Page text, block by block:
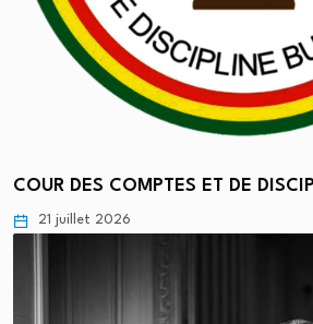
COUR DES COMPTES ET DE
21 juillet 2026